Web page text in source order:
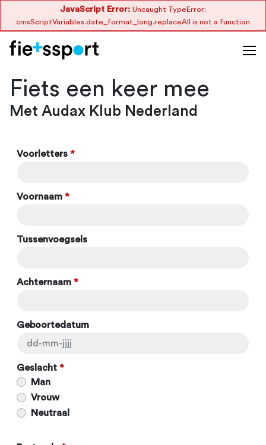
JavaScript Error: Uncaught TypeError:
cmsScriptVariables.date_format_long.replaceAll is not a function
Fiets een keer mee
Met Audax Klub Nederland
Voorletters *
Voornaam *
Tussenvoegsels
Achternaam *
Geboortedatum
Geslacht *
Man
Vrouw
Neutraal